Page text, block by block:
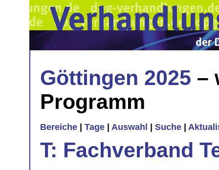
Göttingen 2025 –
Programm
Bereiche Tage Auswahl Suche
T: Fachverband